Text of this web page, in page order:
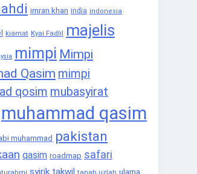
imran khan india indonesia
kiamat Kyai Fadlil majelis
mimpi Mimpi
Qasim mimpi
qosim mubasyirat
muhammad qasim
muhammad pakistan
qasim roadmap safari
syirik takwil tanah uzlah ulama